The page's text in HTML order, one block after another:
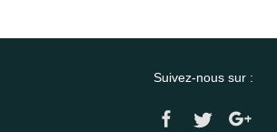
Suivez-nous sur :